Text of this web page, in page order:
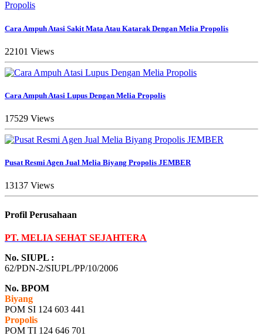
Cara Ampuh Atasi Sakit Mata Atau Katarak Dengan Melia Propolis
22101 Views
Cara Ampuh Atasi Lupus Dengan Melia Propolis
17529 Views
Pusat Resmi Agen Jual Melia Biyang Propolis JEMBER
13137 Views
Profil Perusahaan
PT. MELIA SEHAT SEJAHTERA
No. SIUPL :
62/PDN-2/SIUPL/PP/10/2006
No. BPOM
Biyang
POM SI 124 603 441
Propolis
POM TI 124 646 701